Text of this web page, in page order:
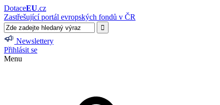
DotaceEU.cz
Zastřešující portál evropských fondů v ČR
Newslettery
Přihlásit se
Menu